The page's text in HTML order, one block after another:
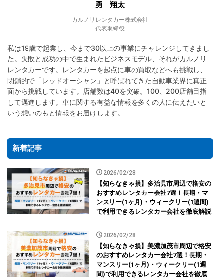
勇 翔太
カルノリレンタカー株式会社
代表取締役
私は19歳で起業し、今まで30以上の事業にチャレンジしてきまし
た。失敗と成功の中で生まれたビジネスモデル、それがカルノリ
レンタカーです。レンタカーを起点に車の買取などへも挑戦し、
閉鎖的で「レッドオーシャン」と呼ばれてきた自動車業界に真正
面から挑戦しています。店舗数は40を突破。100、200店舗目指
して邁進します。車に関する有益な情報を多くの人に伝えたいと
いう想いのもと情報をお届けします。
新着記事
2026/02/28
【知らなきゃ損】多治見市周辺で格安の
おすすめレンタカー会社7選！長期・マ
ンスリー(1ヶ月)・ウィークリー(1週間)
で利用できるレンタカー会社を徹底解説
2026/02/28
【知らなきゃ損】美濃加茂市周辺で格安
のおすすめレンタカー会社7選！長期・
マンスリー(1ヶ月)・ウィークリー(1週
間)で利用できるレンタカー会社を徹底